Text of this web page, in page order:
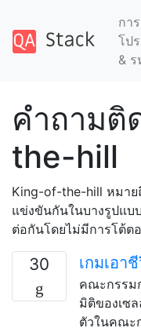
กา
โป
&
คำถาม
the-hill
King-of-the-hill หมาย
แข่งขันกันในบางรูปแบ
ต่อกันโดยไม่มีการโต้ต
30 เกมเอา
คณะกรรม
มิติของเซ
ตัวในคณะ